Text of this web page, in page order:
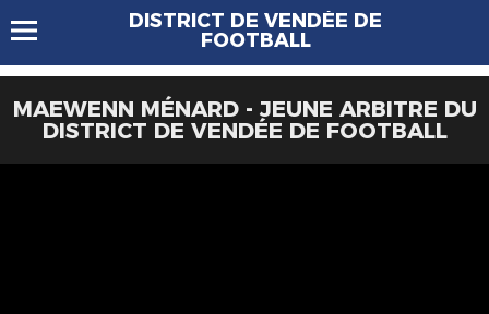
DISTRICT DE VENDÉE DE
FOOTBALL
MAEWENN MÉNARD - JEUNE ARBITRE DU
DISTRICT DE VENDÉE DE FOOTBALL